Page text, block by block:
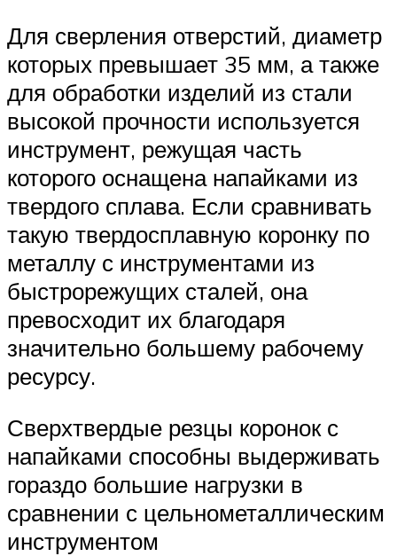
Для сверления отверстий, диаметр
которых превышает 35 мм, а также
для обработки изделий из стали
высокой прочности используется
инструмент, режущая часть
которого оснащена напайками из
твердого сплава. Если сравнивать
такую твердосплавную коронку по
металлу с инструментами из
быстрорежущих сталей, она
превосходит их благодаря
значительно большему рабочему
ресурсу.
Сверхтвердые резцы коронок с
напайками способны выдерживать
гораздо большие нагрузки в
сравнении с цельнометаллическим
инструментом